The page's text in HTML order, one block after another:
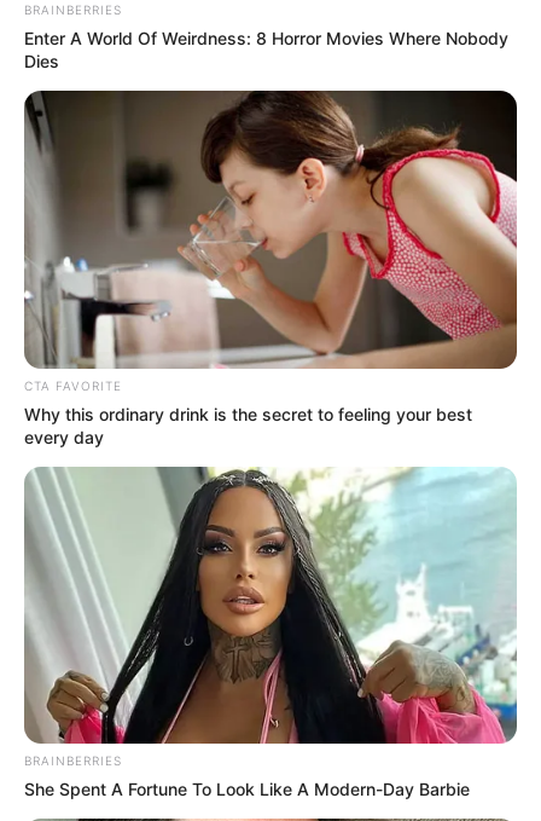
BRAINBERRIES
Enter A World Of Weirdness: 8 Horror Movies Where Nobody
Dies
CTA FAVORITE
Why this ordinary drink is the secret to feeling your best
every day
BRAINBERRIES
She Spent A Fortune To Look Like A Modern-Day Barbie